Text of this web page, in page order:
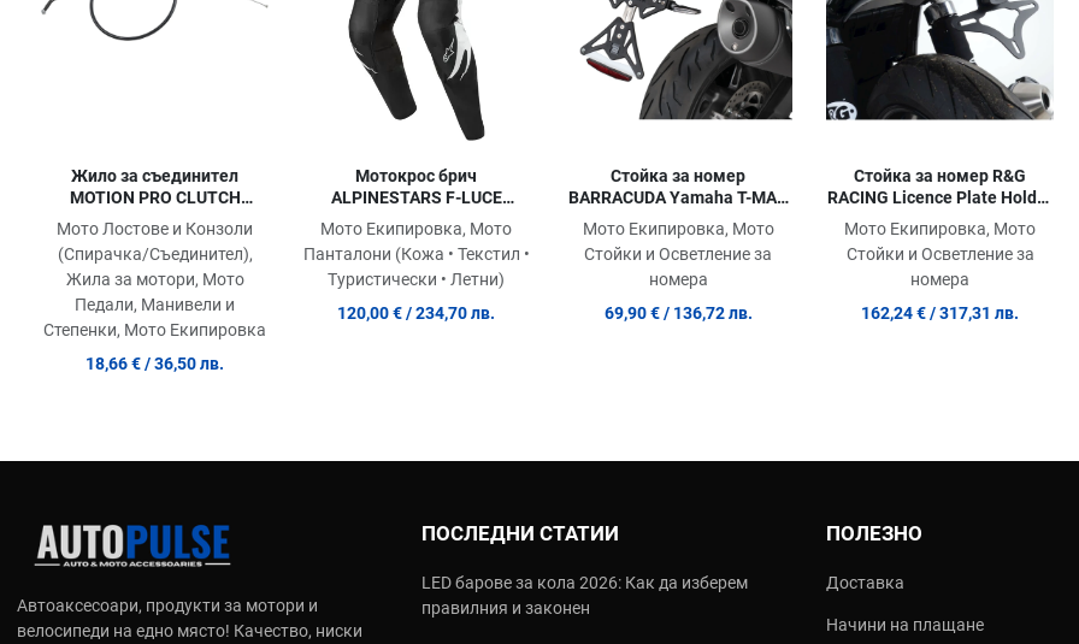
Жило за съединител
MOTION PRO CLUTCH
CABLE-SUZUKI GS 500 E
Мото Лостове и Конзоли
(Спирачка/Съединител),
Жила за мотори, Мото
Педали, Манивели и
Степенки, Мото Екипировка
18,66 €/ 36,50 лв.
Мотокрос брич
ALPINESTARS F-LUCE
BLACK/WHT
Мото Екипировка, Мото
Панталони (Кожа • Текстил •
Туристически • Летни)
120,00 € / 234,70 лв.
Стойка за номер
BARRACUDA Yamaha T-MAX
(2020-2021)
Мото Екипировка, Мото
Стойки и Осветление за
номера
69,90 €/ 136,72 лв.
Стойка за номер R&G
RACING Licence Plate Holder
Triumph Speed Twin 1200
19-26
Мото Екипировка, Мото
Стойки и Осветление за
номера
162,24 €/ 317,31 лв.
Автоаксесоари, продукти за мотори и
велосипеди на едно място! Качество, ниски
ПОСЛЕДНИ СТАТИИ
LED барове за кола 2026: Как да изберем
правилния и законен
ПОЛЕЗНО
Доставка
Начини на плащане